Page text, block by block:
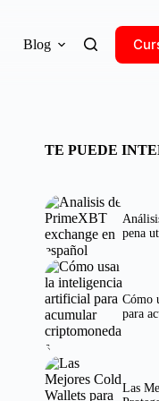
Blog
TE PUEDE
pena
Cómo
para
Las